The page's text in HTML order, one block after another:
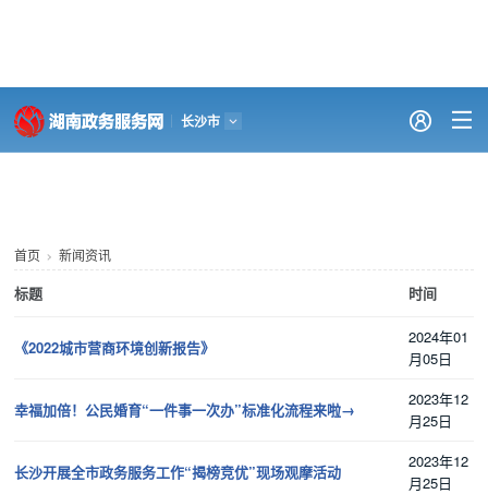
湖南政务服务网
长沙市
务
务
开
市
动
事
务
首页 新闻资讯
标题 时间
《2022城市营商环境创新报告》
2024年01
月05日
幸福加倍！公民婚育“一件事一次办”标准化流程来啦→
2023年12
月25日
长沙开展全市政务服务工作“揭榜竞优”现场观摩活动
2023年12
月25日